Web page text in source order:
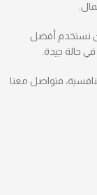
نستخدم أفضل
حالة جيدة.
فتواصل معنا